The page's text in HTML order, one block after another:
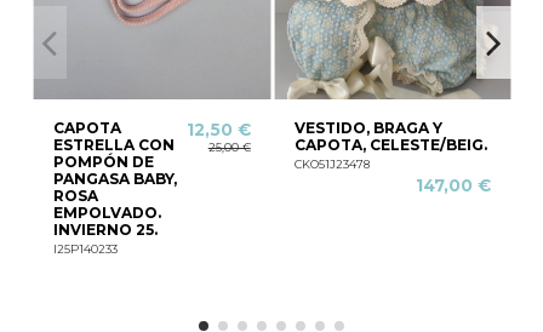
CAPOTA
ESTRELLA CON
POMPÓN DE
PANGASA BABY,
ROSA
EMPOLVADO.
INVIERNO 25.
I25P140233
12,50 €
25,00 €
VESTIDO, BRAGA Y
CAPOTA, CELESTE/BEIG.
CKO51J23478
147,00 €